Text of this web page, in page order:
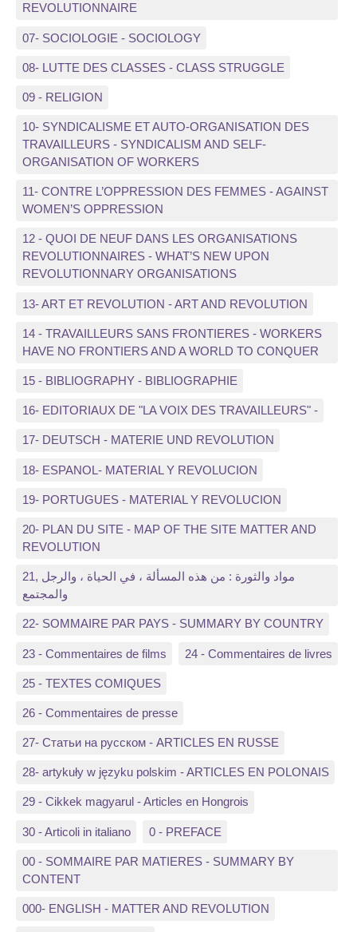
REVOLUTIONNAIRE
07- SOCIOLOGIE - SOCIOLOGY
08- LUTTE DES CLASSES - CLASS STRUGGLE
09 - RELIGION
10- SYNDICALISME ET AUTO-ORGANISATION DES
TRAVAILLEURS - SYNDICALISM AND SELF-
ORGANISATION OF WORKERS
11- CONTRE L’OPPRESSION DES FEMMES - AGAINST
WOMEN’S OPPRESSION
12 - QUOI DE NEUF DANS LES ORGANISATIONS
REVOLUTIONNAIRES - WHAT’S NEW UPON
REVOLUTIONNARY ORGANISATIONS
13- ART ET REVOLUTION - ART AND REVOLUTION
14 - TRAVAILLEURS SANS FRONTIERES - WORKERS
HAVE NO FRONTIERS AND A WORLD TO CONQUER
15 - BIBLIOGRAPHY - BIBLIOGRAPHIE
16- EDITORIAUX DE "LA VOIX DES TRAVAILLEURS" -
17- DEUTSCH - MATERIE UND REVOLUTION
18- ESPANOL- MATERIAL Y REVOLUCION
19- PORTUGUES - MATERIAL Y REVOLUCION
20- PLAN DU SITE - MAP OF THE SITE MATTER AND
REVOLUTION
21, مواد والثورة : من هذه المسألة ، في الحياة ، والرجل
والمجتمع
22- SOMMAIRE PAR PAYS - SUMMARY BY COUNTRY
23 - Commentaires de films 24 - Commentaires de livres
25 - TEXTES COMIQUES
26 - Commentaires de presse
27- Статьи на русском - ARTICLES EN RUSSE
28- artykuły w języku polskim - ARTICLES EN POLONAIS
29 - Cikkek magyarul - Articles en Hongrois
30 - Articoli in italiano 0 - PREFACE
00 - SOMMAIRE PAR MATIERES - SUMMARY BY
CONTENT
000- ENGLISH - MATTER AND REVOLUTION